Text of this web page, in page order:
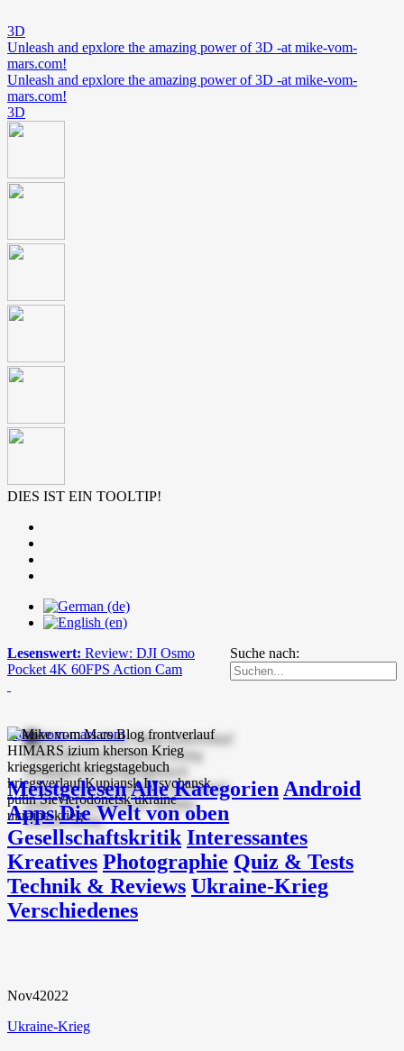
3D
Unleash and epxlore the amazing power of 3D -at mike-vom-
mars.com!
Unleash and epxlore the amazing power of 3D -at mike-vom-
mars.com!
3D
DIES IST EIN TOOLTIP!
Suche nach:
Lesenswert: Review: DJI Osmo
Pocket 4K 60FPS Action Cam
mike-vom-mars.com
MeistgelesenAlle Kategorien Android
Apps Die Welt von oben
Gesellschaftskritik Interessantes
Kreatives Photographie Quiz & Tests
Technik & Reviews Ukraine-Krieg
Verschiedenes
Nov42022
Ukraine-Krieg